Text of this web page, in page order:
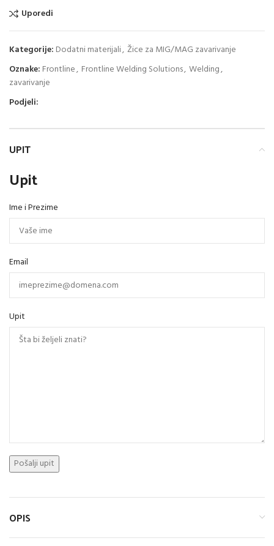
Uporedi
Kategorije: Dodatni materijali, Žice za MIG/MAG zavarivanje
Oznake: Frontline, Frontline Welding Solutions, Welding,
zavarivanje
Podjeli:
UPIT
Upit
Ime i Prezime
Email
Upit
OPIS